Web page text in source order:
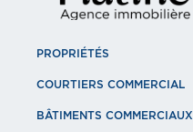
PROPRIÉTÉS
COURTIERS COMMERCIAL
BÂTIMENTS COMMERCIAUX